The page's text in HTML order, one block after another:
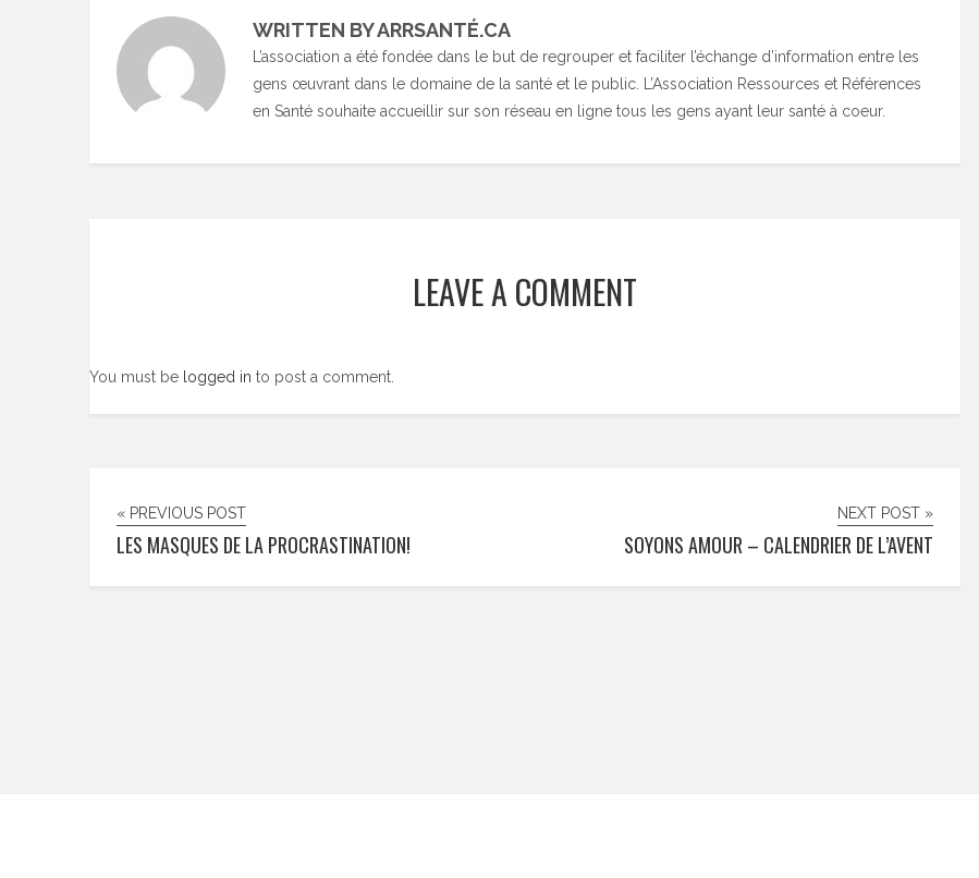
WRITTEN BY ARRSANTÉ.CA
L’association a été fondée dans le but de regrouper et faciliter l’échange d’information entre les
gens œuvrant dans le domaine de la santé et le public. L’Association Ressources et Références
en Santé souhaite accueillir sur son réseau en ligne tous les gens ayant leur santé à coeur.
LEAVE A COMMENT
You must be logged in to post a comment.
« PREVIOUS POST
LES MASQUES DE LA PROCRASTINATION!
NEXT POST »
SOYONS AMOUR – CALENDRIER DE L’AVENT